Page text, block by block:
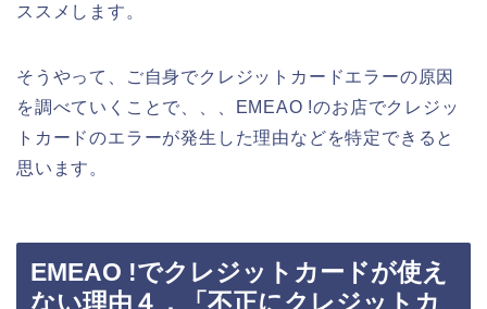
ススメします。
そうやって、ご自身でクレジットカードエラーの原因
を調べていくことで、、、EMEAO !のお店でクレジッ
トカードのエラーが発生した理由などを特定できると
思います。
EMEAO !でクレジットカードが使え
ない理由４．「不正にクレジットカ